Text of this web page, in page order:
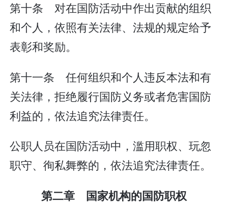
第十条 对在国防活动中作出贡献的组织
和个人，依照有关法律、法规的规定给予
表彰和奖励。
第十一条 任何组织和个人违反本法和有
关法律，拒绝履行国防义务或者危害国防
利益的，依法追究法律责任。
公职人员在国防活动中，滥用职权、玩忽
职守、徇私舞弊的，依法追究法律责任。
第二章 国家机构的国防职权